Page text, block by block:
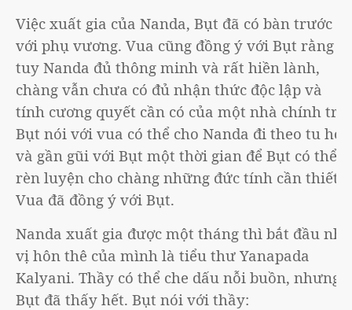
Việc xuất gia của Nanda, Bụt đã có bàn trước
với phụ vương. Vua cũng đồng ý với Bụt rằng
tuy Nanda đủ thông minh và rất hiền lành,
chàng vẫn chưa có đủ nhận thức độc lập và
tính cương quyết cần có của một nhà chính trị.
Bụt nói với vua có thể cho Nanda đi theo tu học
và gần gũi với Bụt một thời gian để Bụt có thể
rèn luyện cho chàng những đức tính cần thiết.
Vua đã đồng ý với Bụt.
Nanda xuất gia được một tháng thì bắt đầu nhớ
vị hôn thê của mình là tiểu thư Yanapada
Kalyani. Thầy có thể che dấu nỗi buồn, nhưng
Bụt đã thấy hết. Bụt nói với thầy: